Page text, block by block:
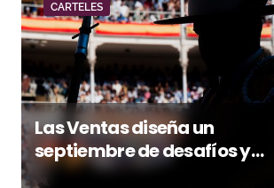
CARTELES
Las Ventas diseña un
septiembre de desafíos y
variedad ganadera